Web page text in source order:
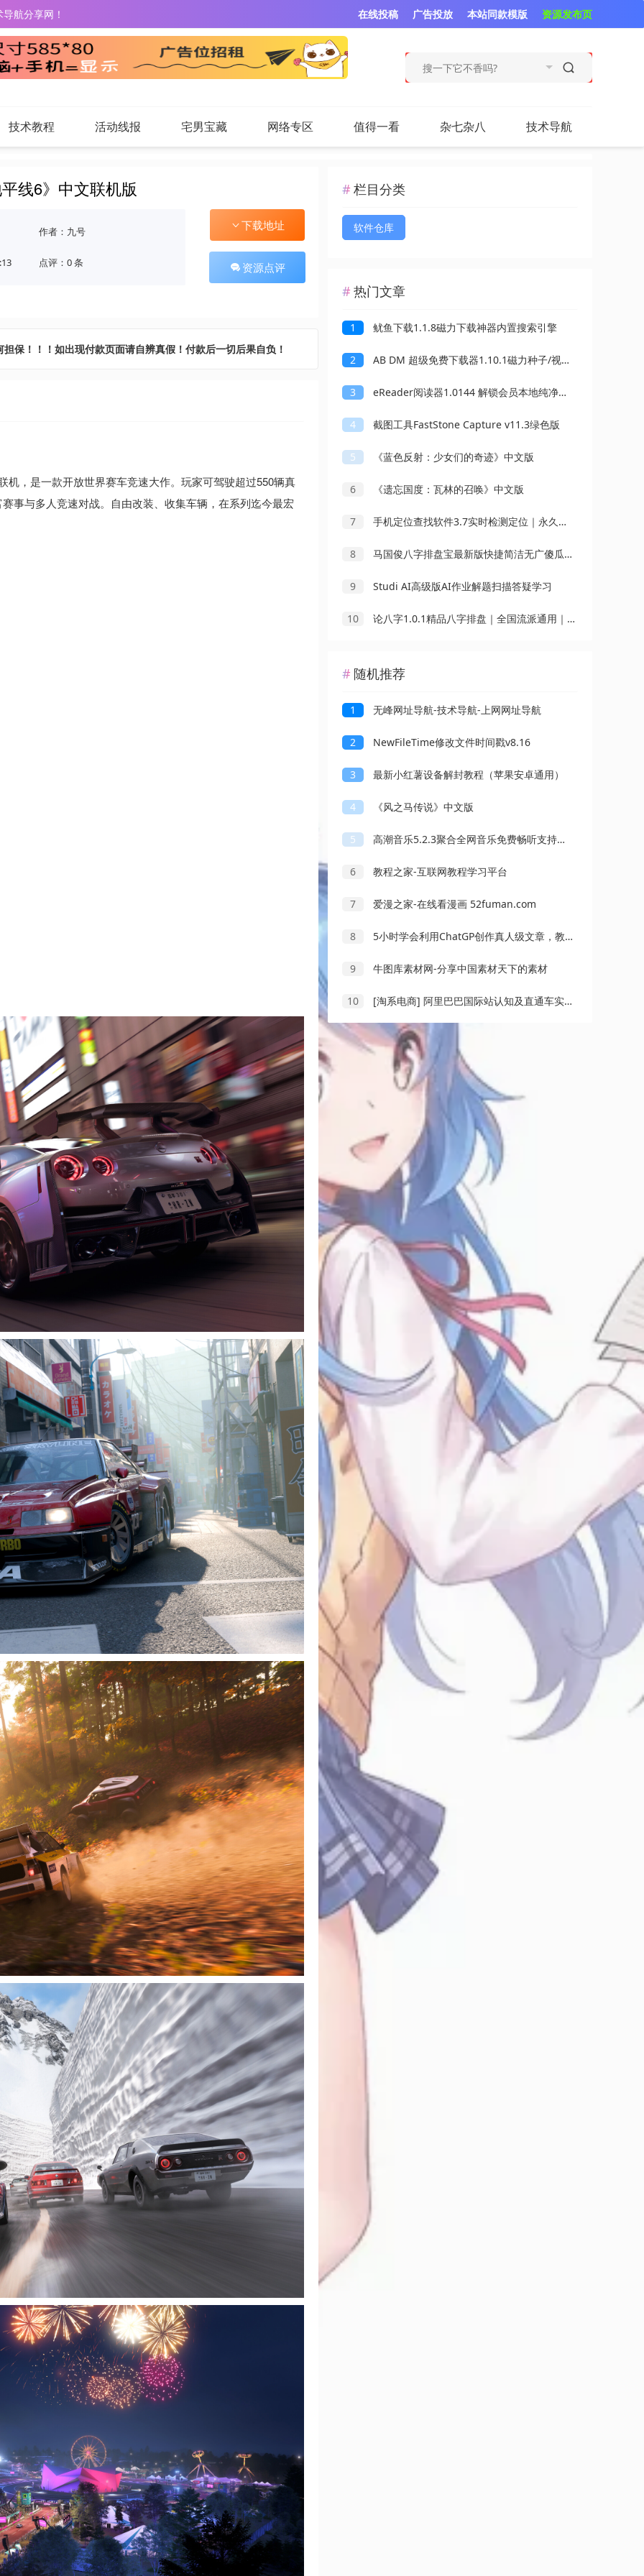
航分享网！ 资源发布页
本站同款模版
广告投放
在线投稿
技术教程 活动线报 宅男宝藏 网络专区 值得一看 杂七杂八 技术导航
线6》中文联机版
作者：九号
点评：0 条
下载地址
资源点评
保！！！如出现付款页面请自辨真假！付款后一切后果自负！
机，是一款开放世界赛车竞速大作。玩家可驾驶超过550辆真
事与多人竞速对战。自由改装、收集车辆，在系列迄今最宏
栏目分类
软件仓库
热门文章
1 鱿鱼下载1.1.8磁力下载神器内置搜索引擎
2 AB DM 超级免费下载器1.10.1磁力种子/视频不限速下载
3 eReader阅读器1.0144 解锁会员本地纯净小说阅读器
4 截图工具FastStone Capture v11.3绿色版
5 《蓝色反射：少女们的奇迹》中文版
6 《遗忘国度：瓦林的召唤》中文版
7 手机定位查找软件3.7实时检测定位｜永久可用
8 马国俊八字排盘宝最新版快捷简洁无广傻瓜操作
9 Studi AI高级版AI作业解题扫描答疑学习
10 论八字1.0.1精品八字排盘｜全国流派通用｜会员版
随机推荐
1 无峰网址导航-技术导航-上网网址导航
2 NewFileTime修改文件时间戳v8.16
3 最新小红薯设备解封教程（苹果安卓通用）
4 《风之马传说》中文版
5 高潮音乐5.2.3聚合全网音乐免费畅听支持下载
6 教程之家-互联网教程学习平台
7 爱漫之家-在线看漫画 52fuman.com
8 5小时学会利用ChatGP创作真人级文章，教你做写真站，权重站，公众号类AI写作玩法
9 牛图库素材网-分享中国素材天下的素材
10 [淘系电商] 阿里巴巴国际站认知及直通车实操课-国际地产逻辑、国际站运营定位、TOP商家运营思路